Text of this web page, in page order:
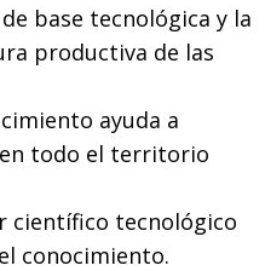
base tecnológica y la
productiva de las
ayuda a
todo el territorio
científico tecnológico
conocimiento.